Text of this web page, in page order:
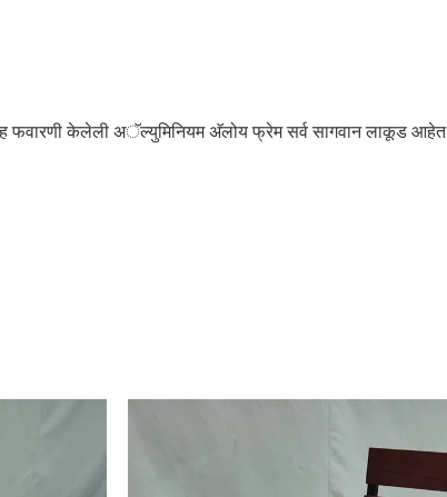
फवारणी केलेली अॅल्युमिनियम अ‍ॅलोय फ्रेम सर्व सागवान लाकूड आहेत